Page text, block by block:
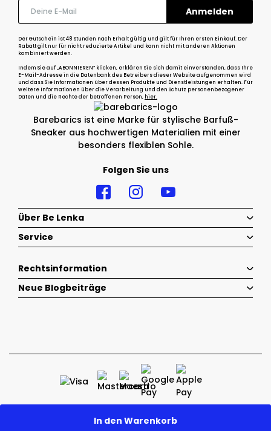
Barebarics ist eine Marke für stylische Barfuß-
Sneaker aus hochwertigen Materialien mit einer
besonders flexiblen Sohle.
Folgen Sie uns
Der Gutschein ist 48 Stunden nach Erhalt gültig und gilt für Ihren ersten Einkauf. Der
Rabatt gilt nur für nicht reduzierte Artikel und kann nicht mit anderen Aktionen
kombiniert werden.
Indem Sie auf „ABONNIEREN“ klicken, erklären Sie sich damit einverstanden, dass Ihre
E-Mail-Adresse in die Datenbank des Betreibers dieser Website aufgenommen wird
und dass Sie Informationen über dessen Produkte und Dienstleistungen erhalten. Für
weitere Informationen über die Verarbeitung und den Schutz personenbezogener
Daten und die Rechte der betroffenen Person, hier.
Über Be Lenka
Service
Rechtsinformation
Neue Blogbeiträge
2026 © Belenka - Alle Rechte vorbehalten